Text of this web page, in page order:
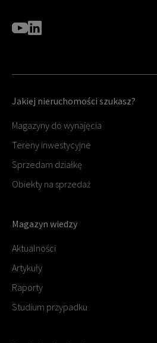
Jakiej nieruchomości szukasz?
Magazyny do wynajęcia
Tereny inwestycyjne
Sprzedam działkę
Obiekty na sprzedaż
Magazyn wiedzy
Aktualności
Artykuły
Raporty
Studium przypadku